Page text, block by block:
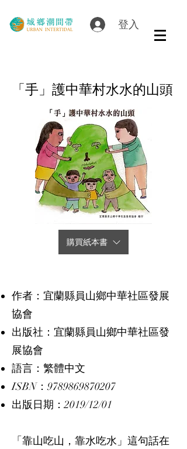
登入
「手」護中華村水水的山頭
購買紙本書
作者：宜蘭縣員山鄉中華社區發展
協會
出版社：宜蘭縣員山鄉中華社區發
展協會
語言：繁體中文
ISBN：9789869870207
出版日期：2019/12/01
「靠山吃山，靠水吃水」這句話在